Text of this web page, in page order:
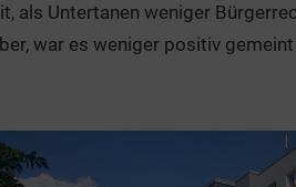
als Untertanen weniger
war es weniger positiv